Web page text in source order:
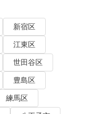
新宿区
江東区
世田谷区
豊島区
練馬区